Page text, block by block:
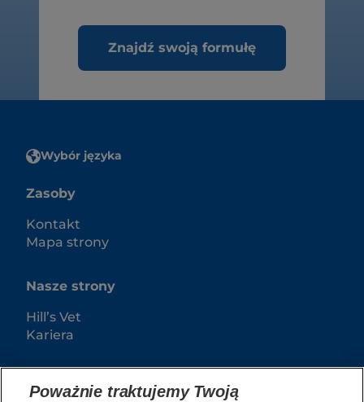
Znajdź swoją formułę
Wybór języka
Zasoby
Kontakt
Mapa strony
Nasze strony
Hill’s Vet
Kariera
Poważnie traktujemy Twoją